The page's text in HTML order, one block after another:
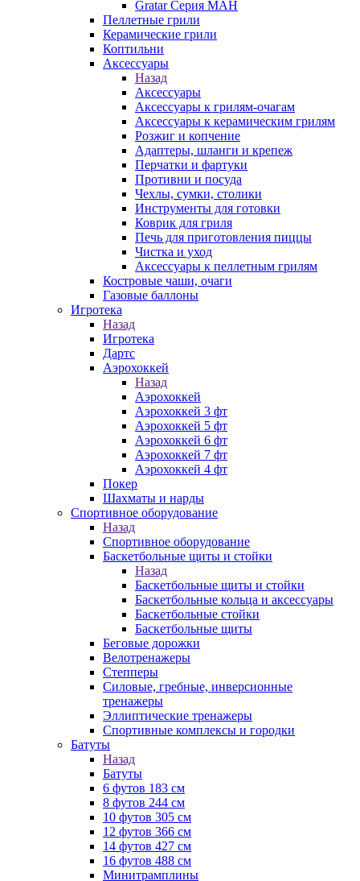
Gratar Серия МАН
Пеллетные грили
Керамические грили
Коптильни
Аксессуары
Назад
Аксессуары
Аксессуары к грилям-очагам
Аксессуары к керамическим грилям
Розжиг и копчение
Адаптеры, шланги и крепеж
Перчатки и фартуки
Противни и посуда
Чехлы, сумки, столики
Инструменты для готовки
Коврик для гриля
Печь для приготовления пиццы
Чистка и уход
Аксессуары к пеллетным грилям
Костровые чаши, очаги
Газовые баллоны
Игротека
Назад
Игротека
Дартс
Аэрохоккей
Назад
Аэрохоккей
Аэрохоккей 3 фт
Аэрохоккей 5 фт
Аэрохоккей 6 фт
Аэрохоккей 7 фт
Аэрохоккей 4 фт
Покер
Шахматы и нарды
Спортивное оборудование
Назад
Спортивное оборудование
Баскетбольные щиты и стойки
Назад
Баскетбольные щиты и стойки
Баскетбольные кольца и аксессуары
Баскетбольные стойки
Баскетбольные щиты
Беговые дорожки
Велотренажеры
Степперы
Силовые, гребные, инверсионные
тренажеры
Эллиптические тренажеры
Спортивные комплексы и городки
Батуты
Назад
Батуты
6 футов 183 см
8 футов 244 см
10 футов 305 см
12 футов 366 см
14 футов 427 см
16 футов 488 см
Минитрамплины